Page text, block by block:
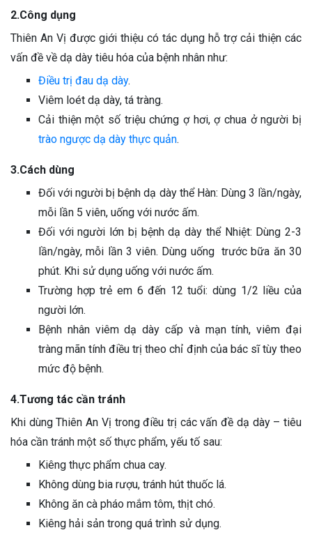
2.Công dụng
Thiên An Vị được giới thiệu có tác dụng hỗ trợ cải thiện các
vấn đề về dạ dày tiêu hóa của bệnh nhân như:
Điều trị đau dạ dày.
Viêm loét dạ dày, tá tràng.
Cải thiện một số triệu chứng ợ hơi, ợ chua ở người bị
trào ngược dạ dày thực quản.
3.Cách dùng
Đối với người bị bệnh dạ dày thể Hàn: Dùng 3 lần/ngày,
mỗi lần 5 viên, uống với nước ấm.
Đối với người lớn bị bệnh dạ dày thể Nhiệt: Dùng 2-3
lần/ngày, mỗi lần 3 viên. Dùng uống trước bữa ăn 30
phút. Khi sử dụng uống với nước ấm.
Trường hợp trẻ em 6 đến 12 tuổi: dùng 1/2 liều của
người lớn.
Bệnh nhân viêm dạ dày cấp và mạn tính, viêm đại
tràng mãn tính điều trị theo chỉ định của bác sĩ tùy theo
mức độ bệnh.
4.Tương tác cần tránh
Khi dùng Thiên An Vị trong điều trị các vấn đề dạ dày – tiêu
hóa cần tránh một số thực phẩm, yếu tố sau:
Kiêng thực phẩm chua cay.
Không dùng bia rượu, tránh hút thuốc lá.
Không ăn cà pháo mắm tôm, thịt chó.
Kiêng hải sản trong quá trình sử dụng.